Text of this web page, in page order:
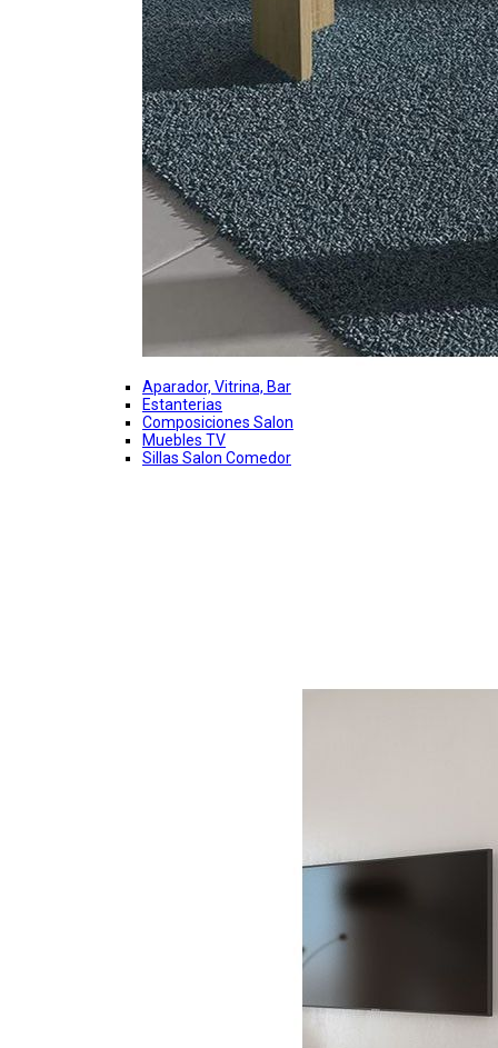
Aparador, Vitrina, Bar
Estanterias
Composiciones Salon
Muebles TV
Sillas Salon Comedor